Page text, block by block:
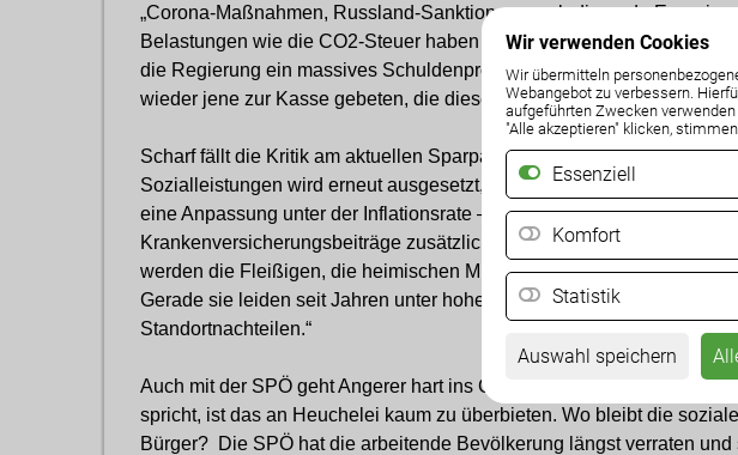
Wir verwenden Cookies
Wir übermitteln
Webangebot zu verbessern.
aufgeführten Zwecken
"Alle akzeptieren" klicken,
Essenziell
Komfort
Statistik
Auswahl speichern
„Corona-Maßnahmen, Russland-Sanktionen, explodierende
Belastungen wie die CO2-Steuer haben eine historische
die Regierung ein massives Schuldenproblem verursacht. Doch statt
wieder jene zur Kasse gebeten, die dieses Land tragen und Leistung
Scharf fällt die Kritik am aktuellen Sparpaket aus: „Die automatische
Sozialleistungen wird erneut ausgesetzt, beim Familienbonus wird
eine Anpassung unter der Inflationsrate – obwohl sie bereits im
Krankenversicherungsbeiträge zusätzlich belastet wurden.“ Für
werden die Fleißigen, die heimischen Mittelstandsbetriebe und
Gerade sie leiden seit Jahren unter hohen Energiekosten,
Standortnachteilen.“
Auch mit der SPÖ geht Angerer hart ins Gericht: „Wenn die SPÖ am
spricht, ist das an Heuchelei kaum zu überbieten. Wo bleibt die
Bürger? Die SPÖ hat die arbeitende Bevölkerung längst verraten und